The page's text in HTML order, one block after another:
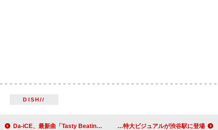
DISH//
Da-iCE、最新曲「Tasty Beating Sound」を本日リリース＆ダンスプラクティス映像公開 STARGLOW、特大ビジュアルが渋谷駅に登場